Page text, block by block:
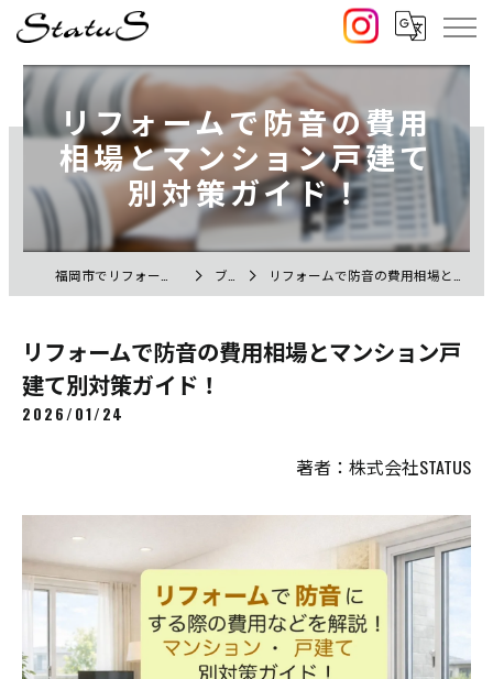
リフォームで防音の費用
相場とマンション戸建て
別対策ガイド！
ブログ リフォームで防音の費用相場とマンション戸建て別対策ガイド！
リフォームで防音の費用相場とマンション戸
建て別対策ガイド！
2026/01/24
著者：株式会社STATUS